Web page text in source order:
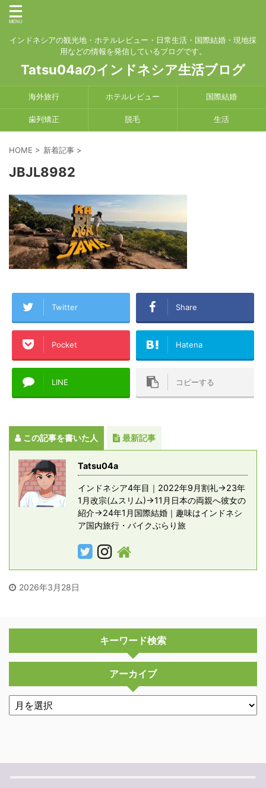
インドネシアの観光地・ホテルレビュー・日常生活・国際結婚・現地採
用などの情報を発信しているブログです。
Tatsu04aのインドネシア生活ブログ
海外旅行 ホテルレビュー 国際結婚
歯列矯正 脱毛 生活
HOME > 新着記事 >
JBJL8982
Twitter Share
Pocket Hatena
LINE コピーする
この記事を書いた人 最新記事
Tatsu04a
インドネシア4年目｜2022年9月割礼→23年
1月改宗(ムスリム)→11月日本の両親へ彼女の
紹介→24年1月国際結婚｜趣味はインドネシ
ア国内旅行・バイクぶらり旅
2026年3月28日
キーワード検索
アーカイブ